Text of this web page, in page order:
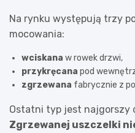
Na rynku występują trzy
mocowania:
wciskana w rowek drzwi,
przykręcana pod
zgrzewana fabrycznie z
Ostatni typ jest najgorszy
Zgrzewanej uszczelki